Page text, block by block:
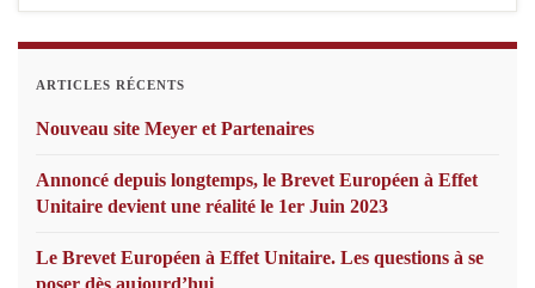
ARTICLES RÉCENTS
Nouveau site Meyer et Partenaires
Annoncé depuis longtemps, le Brevet Européen à Effet
Unitaire devient une réalité le 1er Juin 2023
Le Brevet Européen à Effet Unitaire. Les questions à se
poser dès aujourd’hui